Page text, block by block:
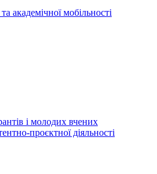
академічної мобільності
і молодих вчених
проєктної діяльності